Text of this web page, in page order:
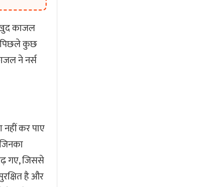
खुद काजल
पिछले कुछ
ने नर्स
कर पाए
गए, जिससे
है और